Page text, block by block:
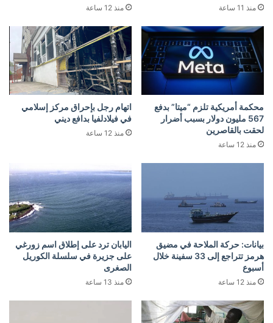
منذ 11 ساعة منذ 12 ساعة
محكمة أمريكية تلزم “ميتا” بدفع
567 مليون دولار بسبب أضرار
لحقت بالقاصرين
منذ 12 ساعة
اتهام رجل بإحراق مركز إسلامي
في فيلادلفيا بدافع ديني
منذ 12 ساعة
بيانات: حركة الملاحة في مضيق
هرمز تتراجع إلى 33 سفينة خلال
أسبوع
منذ 12 ساعة
اليابان ترد على إطلاق اسم زورغي
على جزيرة في سلسلة الكوريل
الصغرى
منذ 13 ساعة